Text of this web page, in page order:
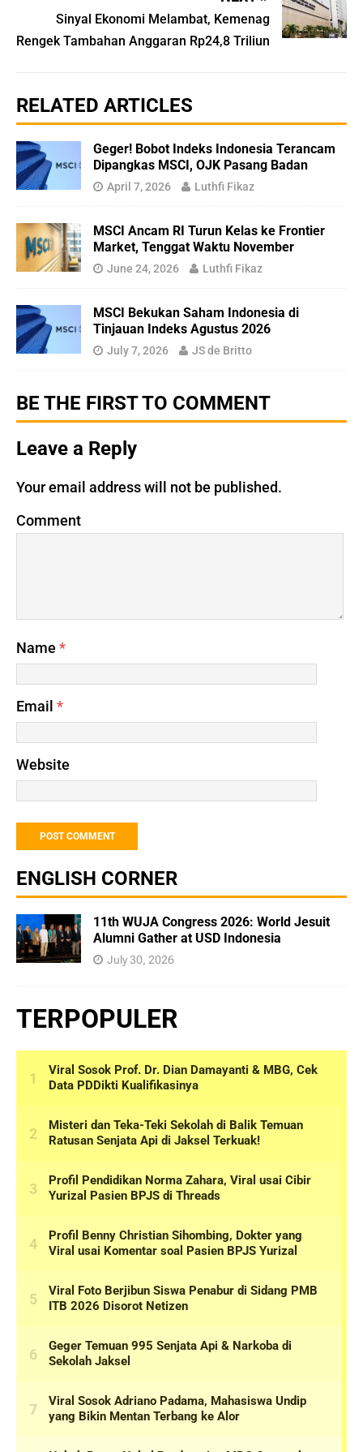
Sinyal Ekonomi Melambat, Kemenag
Rengek Tambahan Anggaran Rp24,8 Triliun
RELATED ARTICLES
Geger! Bobot Indeks Indonesia Terancam
Dipangkas MSCI, OJK Pasang Badan
April 7, 2026 Luthfi Fikaz
MSCI Ancam RI Turun Kelas ke Frontier
Market, Tenggat Waktu November
June 24, 2026 Luthfi Fikaz
MSCI Bekukan Saham Indonesia di
Tinjauan Indeks Agustus 2026
July 7, 2026 JS de Britto
BE THE FIRST TO COMMENT
Leave a Reply
Your email address will not be published.
Comment
Name *
Email *
Website
ENGLISH CORNER
11th WUJA Congress 2026: World Jesuit
Alumni Gather at USD Indonesia
July 30, 2026
TERPOPULER